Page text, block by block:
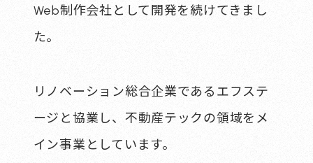
Web制作会社として開発を続けてきまし
た。
リノベーション総合企業であるエフステ
ージと協業し、 不動産テックの領域をメ
イン事業としています。